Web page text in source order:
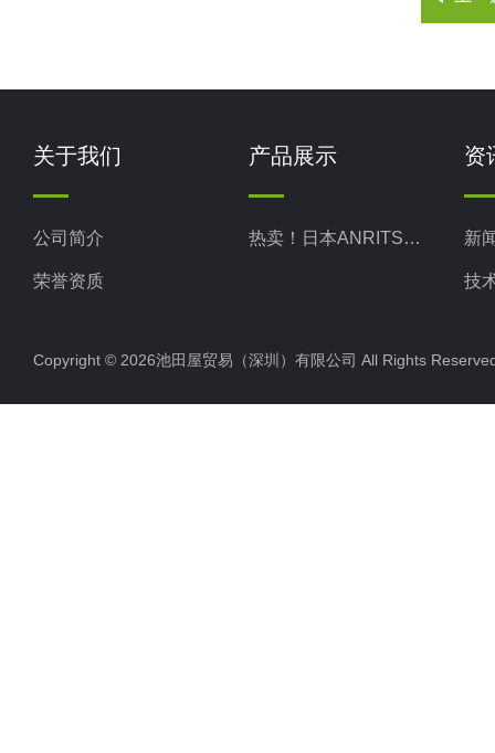
关于我们
公司简介
荣誉资质
产品展示
热卖！日本ANRITSU安立计器
资
新
技
Copyright © 2026池田屋贸易（深圳）有限公司 All Rights